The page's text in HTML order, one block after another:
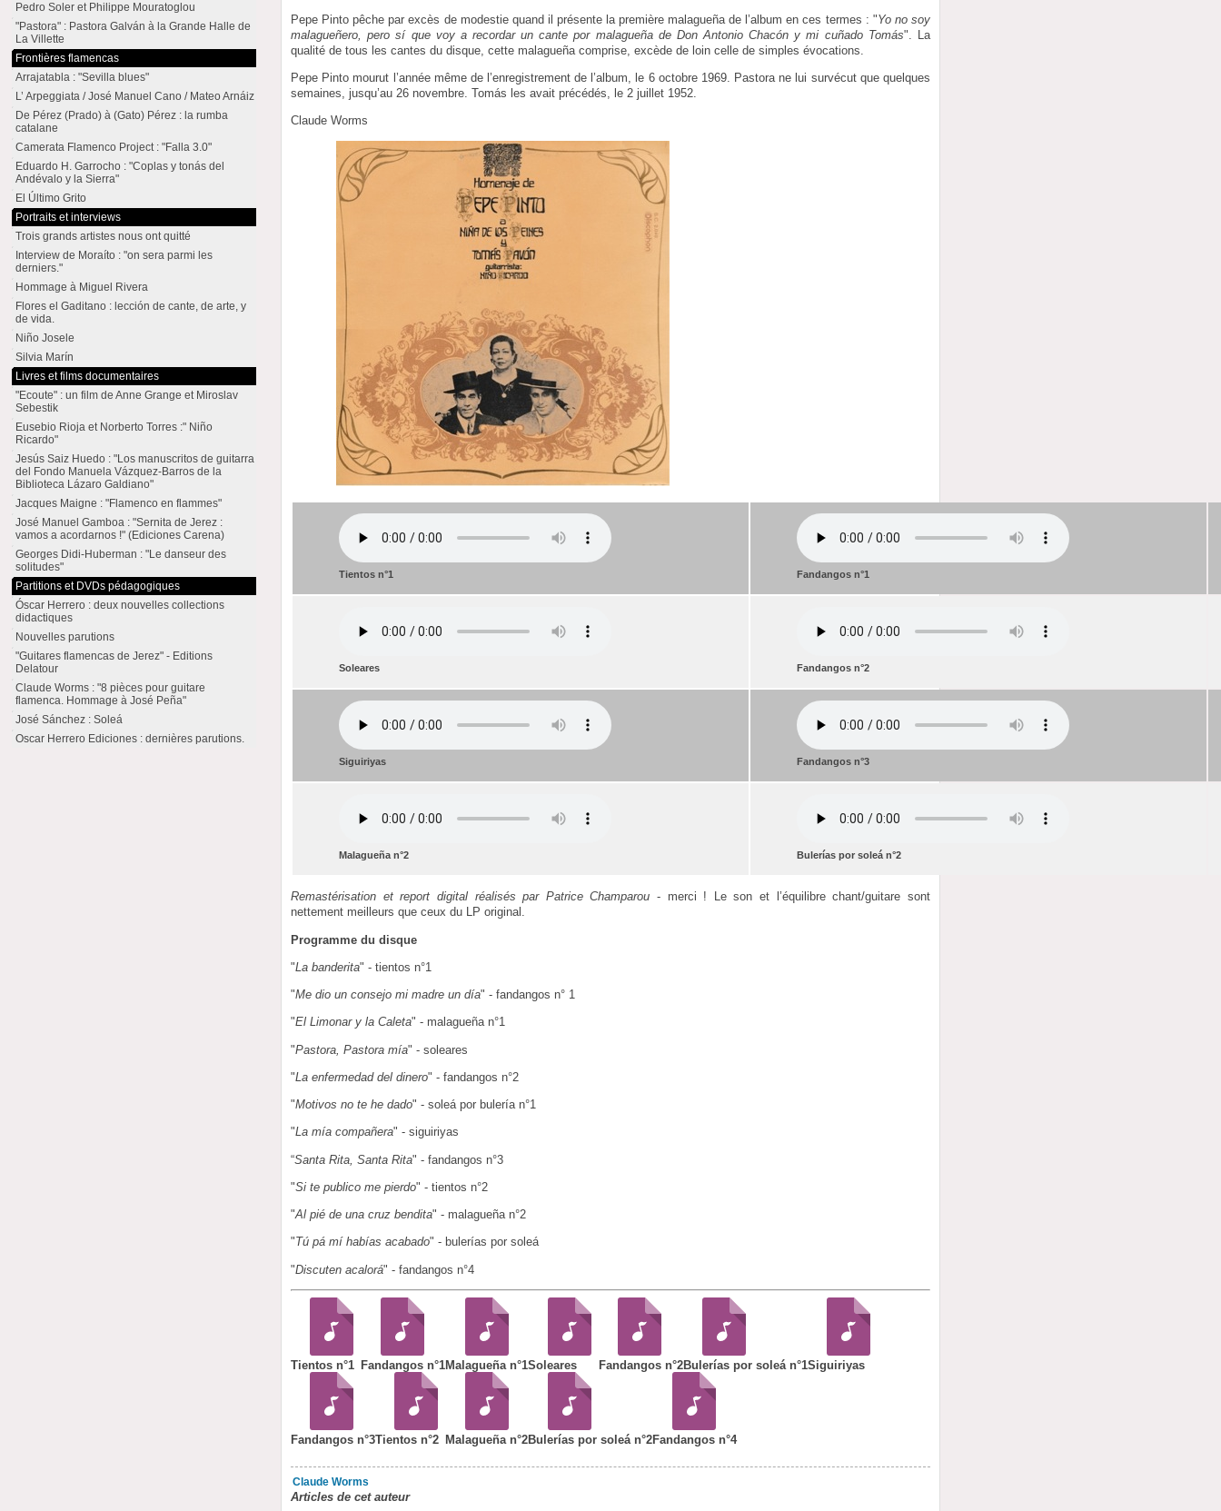
Pepe Pinto pêche par excès de modestie quand il présente la première malagueña de l’album en ces termes : "Yo no soy
malagueñero, pero sí que voy a recordar un cante por malagueña de Don Antonio Chacón y mi cuñado Tomás". La
qualité de tous les cantes du disque, cette malagueña comprise, excède de loin celle de simples évocations.
Pepe Pinto mourut l’année même de l’enregistrement de l’album, le 6 octobre 1969. Pastora ne lui survécut que quelques
semaines, jusqu’au 26 novembre. Tomás les avait précédés, le 2 juillet 1952.
Claude Worms
Tientos n°1 Fandangos n°1
Soleares Fandangos n°2
Siguiriyas Fandangos n°3
Malagueña n°2 Bulerías por soleá n°2
Remastérisation et report digital réalisés par Patrice Champarou - merci ! Le son et l’équilibre chant/guitare sont
nettement meilleurs que ceux du LP original.
Programme du disque
"La banderita" - tientos n°1
"Me dio un consejo mi madre un día" - fandangos n° 1
"El Limonar y la Caleta" - malagueña n°1
"Pastora, Pastora mía" - soleares
"La enfermedad del dinero" - fandangos n°2
"Motivos no te he dado" - soleá por bulería n°1
"La mía compañera" - siguiriyas
“Santa Rita, Santa Rita" - fandangos n°3
"Si te publico me pierdo" - tientos n°2
"Al pié de una cruz bendita" - malagueña n°2
"Tú pá mí habías acabado" - bulerías por soleá
"Discuten acalorá" - fandangos n°4
Tientos n°1 Fandangos n°1Malagueña n°1Soleares Fandangos n°2Bulerías por soleá n°1Siguiriyas
Fandangos n°3Tientos n°2 Malagueña n°2Bulerías por soleá n°2Fandangos n°4
Claude Worms
Articles de cet auteur
Pedro Soler et Philippe Mouratoglou
"Pastora" : Pastora Galván à la Grande Halle de
La Villette
Frontières flamencas
Arrajatabla : "Sevilla blues"
L’ Arpeggiata / José Manuel Cano / Mateo Arnáiz
De Pérez (Prado) à (Gato) Pérez : la rumba
catalane
Camerata Flamenco Project : "Falla 3.0"
Eduardo H. Garrocho : "Coplas y tonás del
Andévalo y la Sierra"
El Último Grito
Portraits et interviews
Trois grands artistes nous ont quitté
Interview de Moraíto : "on sera parmi les
derniers."
Hommage à Miguel Rivera
Flores el Gaditano : lección de cante, de arte, y
de vida.
Niño Josele
Silvia Marín
Livres et films documentaires
"Ecoute" : un film de Anne Grange et Miroslav
Sebestik
Eusebio Rioja et Norberto Torres :" Niño
Ricardo"
Jesús Saiz Huedo : "Los manuscritos de guitarra
del Fondo Manuela Vázquez-Barros de la
Biblioteca Lázaro Galdiano"
Jacques Maigne : "Flamenco en flammes"
José Manuel Gamboa : "Sernita de Jerez :
vamos a acordarnos !" (Ediciones Carena)
Georges Didi-Huberman : "Le danseur des
solitudes"
Partitions et DVDs pédagogiques
Óscar Herrero : deux nouvelles collections
didactiques
Nouvelles parutions
"Guitares flamencas de Jerez" - Editions
Delatour
Claude Worms : "8 pièces pour guitare
flamenca. Hommage à José Peña"
José Sánchez : Soleá
Oscar Herrero Ediciones : dernières parutions.